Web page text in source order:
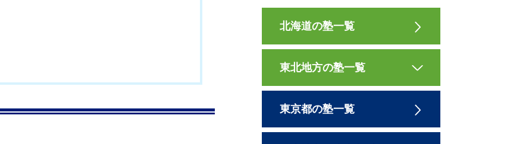
北海道の塾一覧
東北地方の塾一覧
東京都の塾一覧